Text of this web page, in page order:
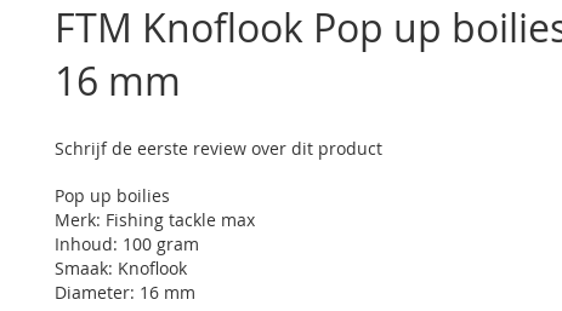
FTM Knoflook Pop up
16 mm
Schrijf de eerste review over dit product
Pop up boilies
Merk: Fishing tackle max
Inhoud: 100 gram
Smaak: Knoflook
Diameter: 16 mm